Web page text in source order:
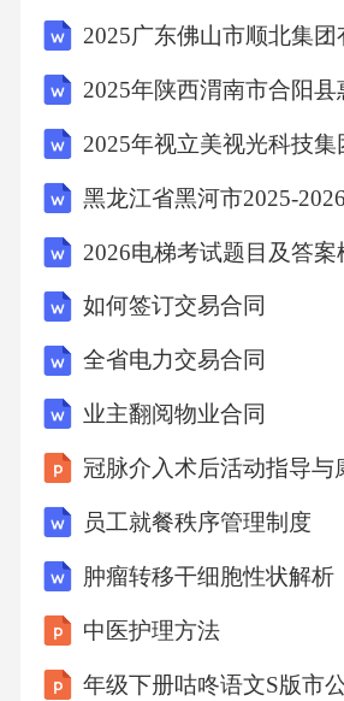
不可抗力条款1.本合同所称不可
不限于自然灾害、政府行为、
等。2.因不可抗力事件导致一
的，不承担违约责任，但应及
提供相关证明文件。在不可抗
后的合理时间内，双方应协商
行。若因不可抗力事件导致本
行或部分无法履行的，双方应
宜。（四）合同生效与份数1.本
2026电梯考试题目及答案
如何签订交易合同
全省电力交易合同
业主翻阅物业合同
冠脉介入术后活动指导与
员工就餐秩序管理制度
肿瘤转移干细胞性状解析
中医护理方法